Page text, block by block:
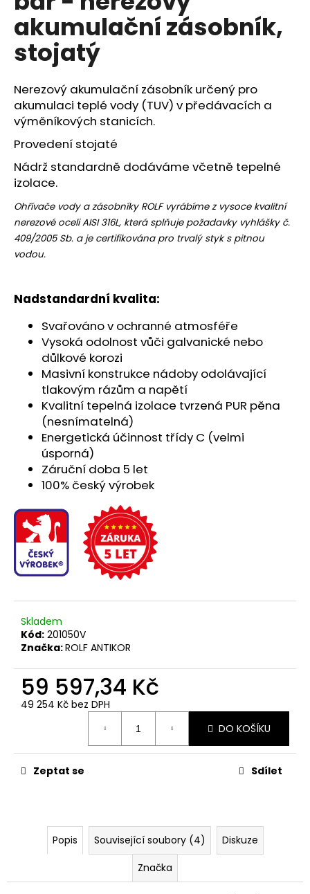
5
hvězdiček.
akumulační zásobník,
stojatý
Nerezový akumulační zásobník určený pro
akumulaci teplé vody (TUV) v předávacích a
výměníkových stanicích.
Provedení stojaté
Nádrž standardně dodáváme včetně tepelné
izolace.
Ohřívače vody a zásobníky ROLF vyrábíme z vysoce kvalitní
nerezové oceli AISI 316L, která splňuje požadavky vyhlášky č.
409/2005 Sb. a je certifikována pro trvalý styk s pitnou
vodou.
Nadstandardní kvalita:
Svařováno v ochranné atmosféře
Vysoká odolnost vůči galvanické nebo
důlkové korozi
Masivní konstrukce nádoby odolávající
tlakovým rázům a napětí
Kvalitní tepelná izolace tvrzená PUR pěna
(nesnímatelná)
Energetická účinnost třídy C (velmi
úsporná)
Záruční doba 5 let
100% český výrobek
Skladem
Kód: 201050V
Značka:ROLF ANTIKOR
59 597,34 Kč
49 254 Kč bez DPH
DO KOŠÍKU
Zeptat se Sdílet
Popis Související soubory (4)
Diskuze
Značka
u
j
e
m